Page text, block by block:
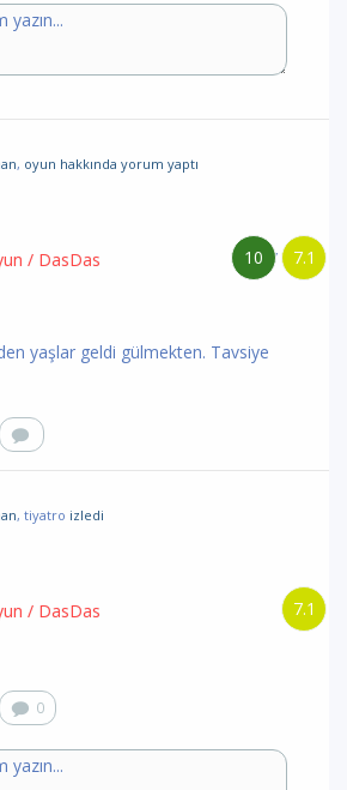
, oyun hakkında yorum yaptı
7.1
/
10
/ DasDas
yaşlar geldi gülmekten. Tavsiye
, tiyatro izledi
7.1
/ DasDas
0